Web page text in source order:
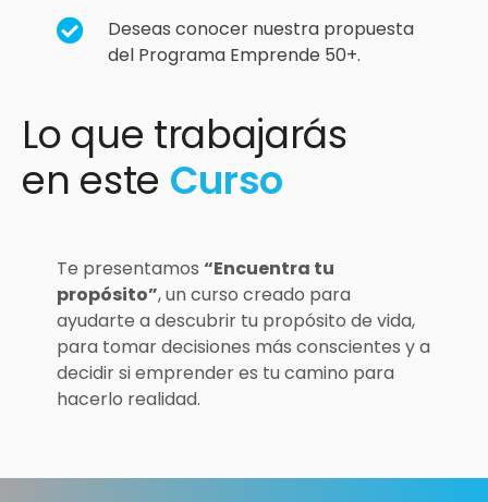
Deseas conocer nuestra propuesta
del Programa Emprende 50+.
Lo que trabajarás
en este Curso
Te presentamos “Encuentra tu
propósito”, un curso creado para
ayudarte a descubrir tu propósito de vida,
para tomar decisiones más conscientes y a
decidir si emprender es tu camino para
hacerlo realidad.